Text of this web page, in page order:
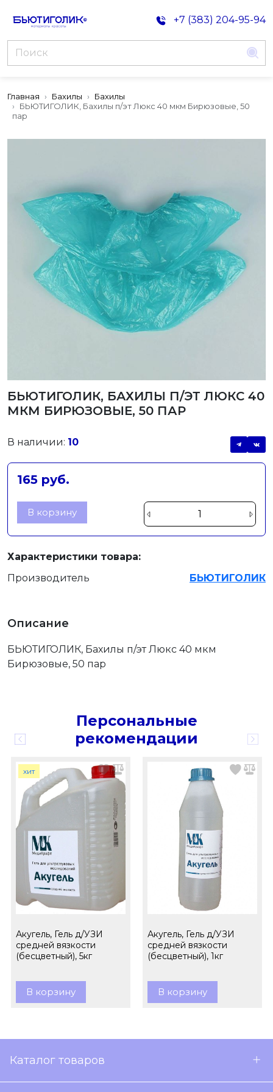
+7 (383) 204-95-94
Главная Бахилы
Бахилы
БЬЮТИГОЛИК, Бахилы п/эт Люкс 40 мкм Бирюзовые, 50
пар
БЬЮТИГОЛИК, БАХИЛЫ П/ЭТ ЛЮКС 40
МКМ БИРЮЗОВЫЕ, 50 ПАР
В наличии: 10
165 руб.
В корзину
Характеристики товара:
Производитель
БЬЮТИГОЛИК
Описание
БЬЮТИГОЛИК, Бахилы п/эт Люкс 40 мкм
Бирюзовые, 50 пар
Персональные
рекомендации
хит
Акугель, Гель д/УЗИ
средней вязкости
(бесцветный), 5кг
В корзину
Акугель, Гель д/УЗИ
средней вязкости
(бесцветный), 1кг
В корзину
Каталог товаров